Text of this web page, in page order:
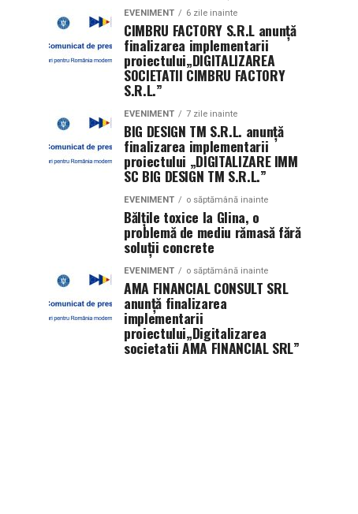
EVENIMENT 6 zile inainte
CIMBRU FACTORY S.R.L anunţă
finalizarea implementarii
proiectului„DIGITALIZAREA
SOCIETATII CIMBRU FACTORY
S.R.L.”
EVENIMENT 7 zile inainte
BIG DESIGN TM S.R.L. anunţă
finalizarea implementarii
proiectului „DIGITALIZARE IMM
SC BIG DESIGN TM S.R.L.”
EVENIMENT o săptămână inainte
Bălțile toxice la Glina, o
problemă de mediu rămasă fără
soluții concrete
EVENIMENT o săptămână inainte
AMA FINANCIAL CONSULT SRL
anunţă finalizarea
implementarii
proiectului„Digitalizarea
societatii AMA FINANCIAL SRL”